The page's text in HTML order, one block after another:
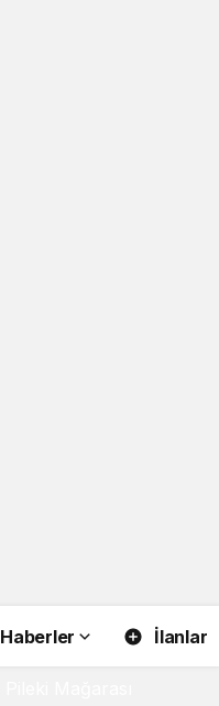
Haberler İlanlar